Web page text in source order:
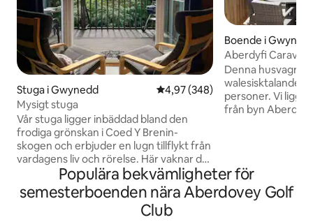
Stuga i Gwynedd 4,97 av 5 i genomsnittligt
4,97 (348)
Mysigt stuga
Vår stuga ligger inbäddad bland den
frodiga grönskan i Coed Y Brenin-
skogen och erbjuder en lugn tillflykt från
vardagens liv och rörelse. Här vaknar du
till de lugnande ljuden av naturen och
har chansen att utforska den hisnande
skönheten som omger dig. Oavsett om
det handlar om att vandra längs
Boende i
Aberdyfi Caravan.
Denna husvagn
walesisktalande
personer. Vi
från byn
National Park.
Kortaste tillåtna
nätter för
Populära bekvämligheter för
semesterboenden nära Aberdovey Golf
Club